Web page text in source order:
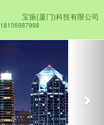
宝振(厦门)科技有限公司
18106987998